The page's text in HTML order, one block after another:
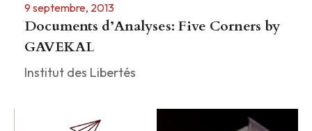
9 septembre, 2013
Documents d’Analyses: Five Corners by
GAVEKAL
Institut des Libertés